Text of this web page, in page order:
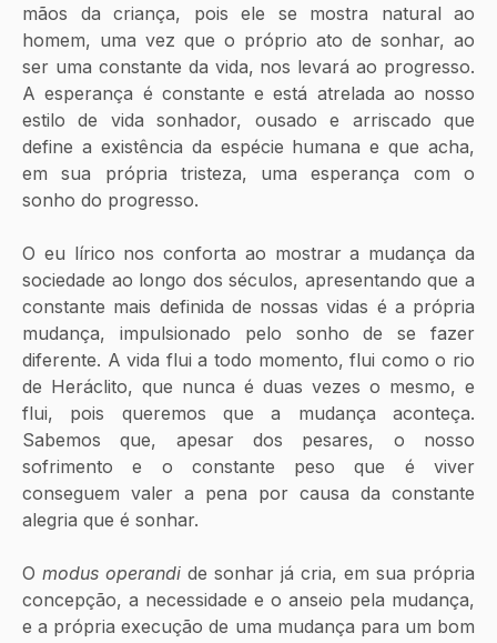
mãos da criança, pois ele se mostra natural ao
homem, uma vez que o próprio ato de sonhar, ao
ser uma constante da vida, nos levará ao progresso.
A esperança é constante e está atrelada ao nosso
estilo de vida sonhador, ousado e arriscado que
define a existência da espécie humana e que acha,
em sua própria tristeza, uma esperança com o
sonho do progresso.
O eu lírico nos conforta ao mostrar a mudança da
sociedade ao longo dos séculos, apresentando que a
constante mais definida de nossas vidas é a própria
mudança, impulsionado pelo sonho de se fazer
diferente. A vida flui a todo momento, flui como o rio
de Heráclito, que nunca é duas vezes o mesmo, e
flui, pois queremos que a mudança aconteça.
Sabemos que, apesar dos pesares, o nosso
sofrimento e o constante peso que é viver
conseguem valer a pena por causa da constante
alegria que é sonhar.
O modus operandi de sonhar já cria, em sua própria
concepção, a necessidade e o anseio pela mudança,
e a própria execução de uma mudança para um bom